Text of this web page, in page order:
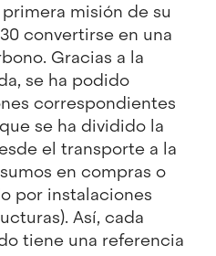
misión de su
convertirse en una
Gracias a la
se ha podido
correspondientes
se ha dividido la
el transporte a la
en compras o
por instalaciones
Así, cada
tiene una referencia